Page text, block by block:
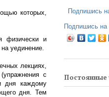
которых,
физически и
уединение.
лекциях,
с
дня каждому
дня. Тем
Подпишись
Подпишись на
Постоянные